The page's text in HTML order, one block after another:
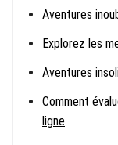
Aventures
Explorez les
Aventures
Comment
ligne